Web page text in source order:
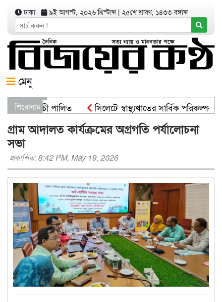
ঢাকা ৯ই আগস্ট, ২০২৬ খ্রিস্টাব্দ| ২৫শে শ্রাবণ, ১৪৩৩ বঙ্গাব্দ
মেনু
শিরোনাম
কর্মসূচী পালিত
সিলেটে স্বাস্থ্যখাতের সার্বিক পরিকল্পনা
সিসিকের পাঁচ ওয়ার্ডে এক হাজার গাছের চারা
গ্রাম আদালত কার্যক্রমের অগ্রগতি পর্যালোচনা
সভা
প্রকাশিত: 8:42 PM, May 19, 2026